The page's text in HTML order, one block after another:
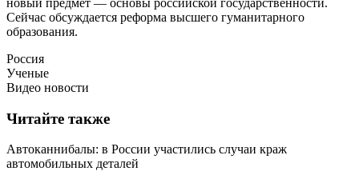
Сейчас обсуждается реформа высшего гуманитарного
образования.
Россия
Ученые
Видео новости
Читайте также
Автоканнибалы: в России участились случаи краж
автомобильных деталей